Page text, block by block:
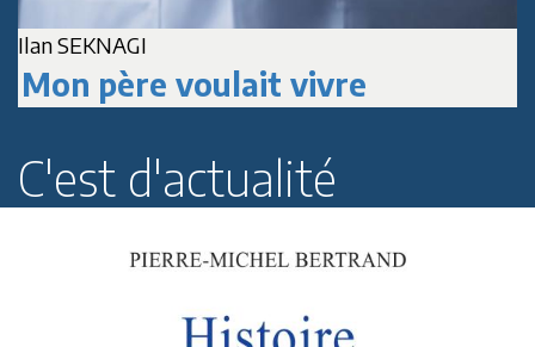
Jean-Marc DELPECH
Paul Roussenq
C'est d'actualité